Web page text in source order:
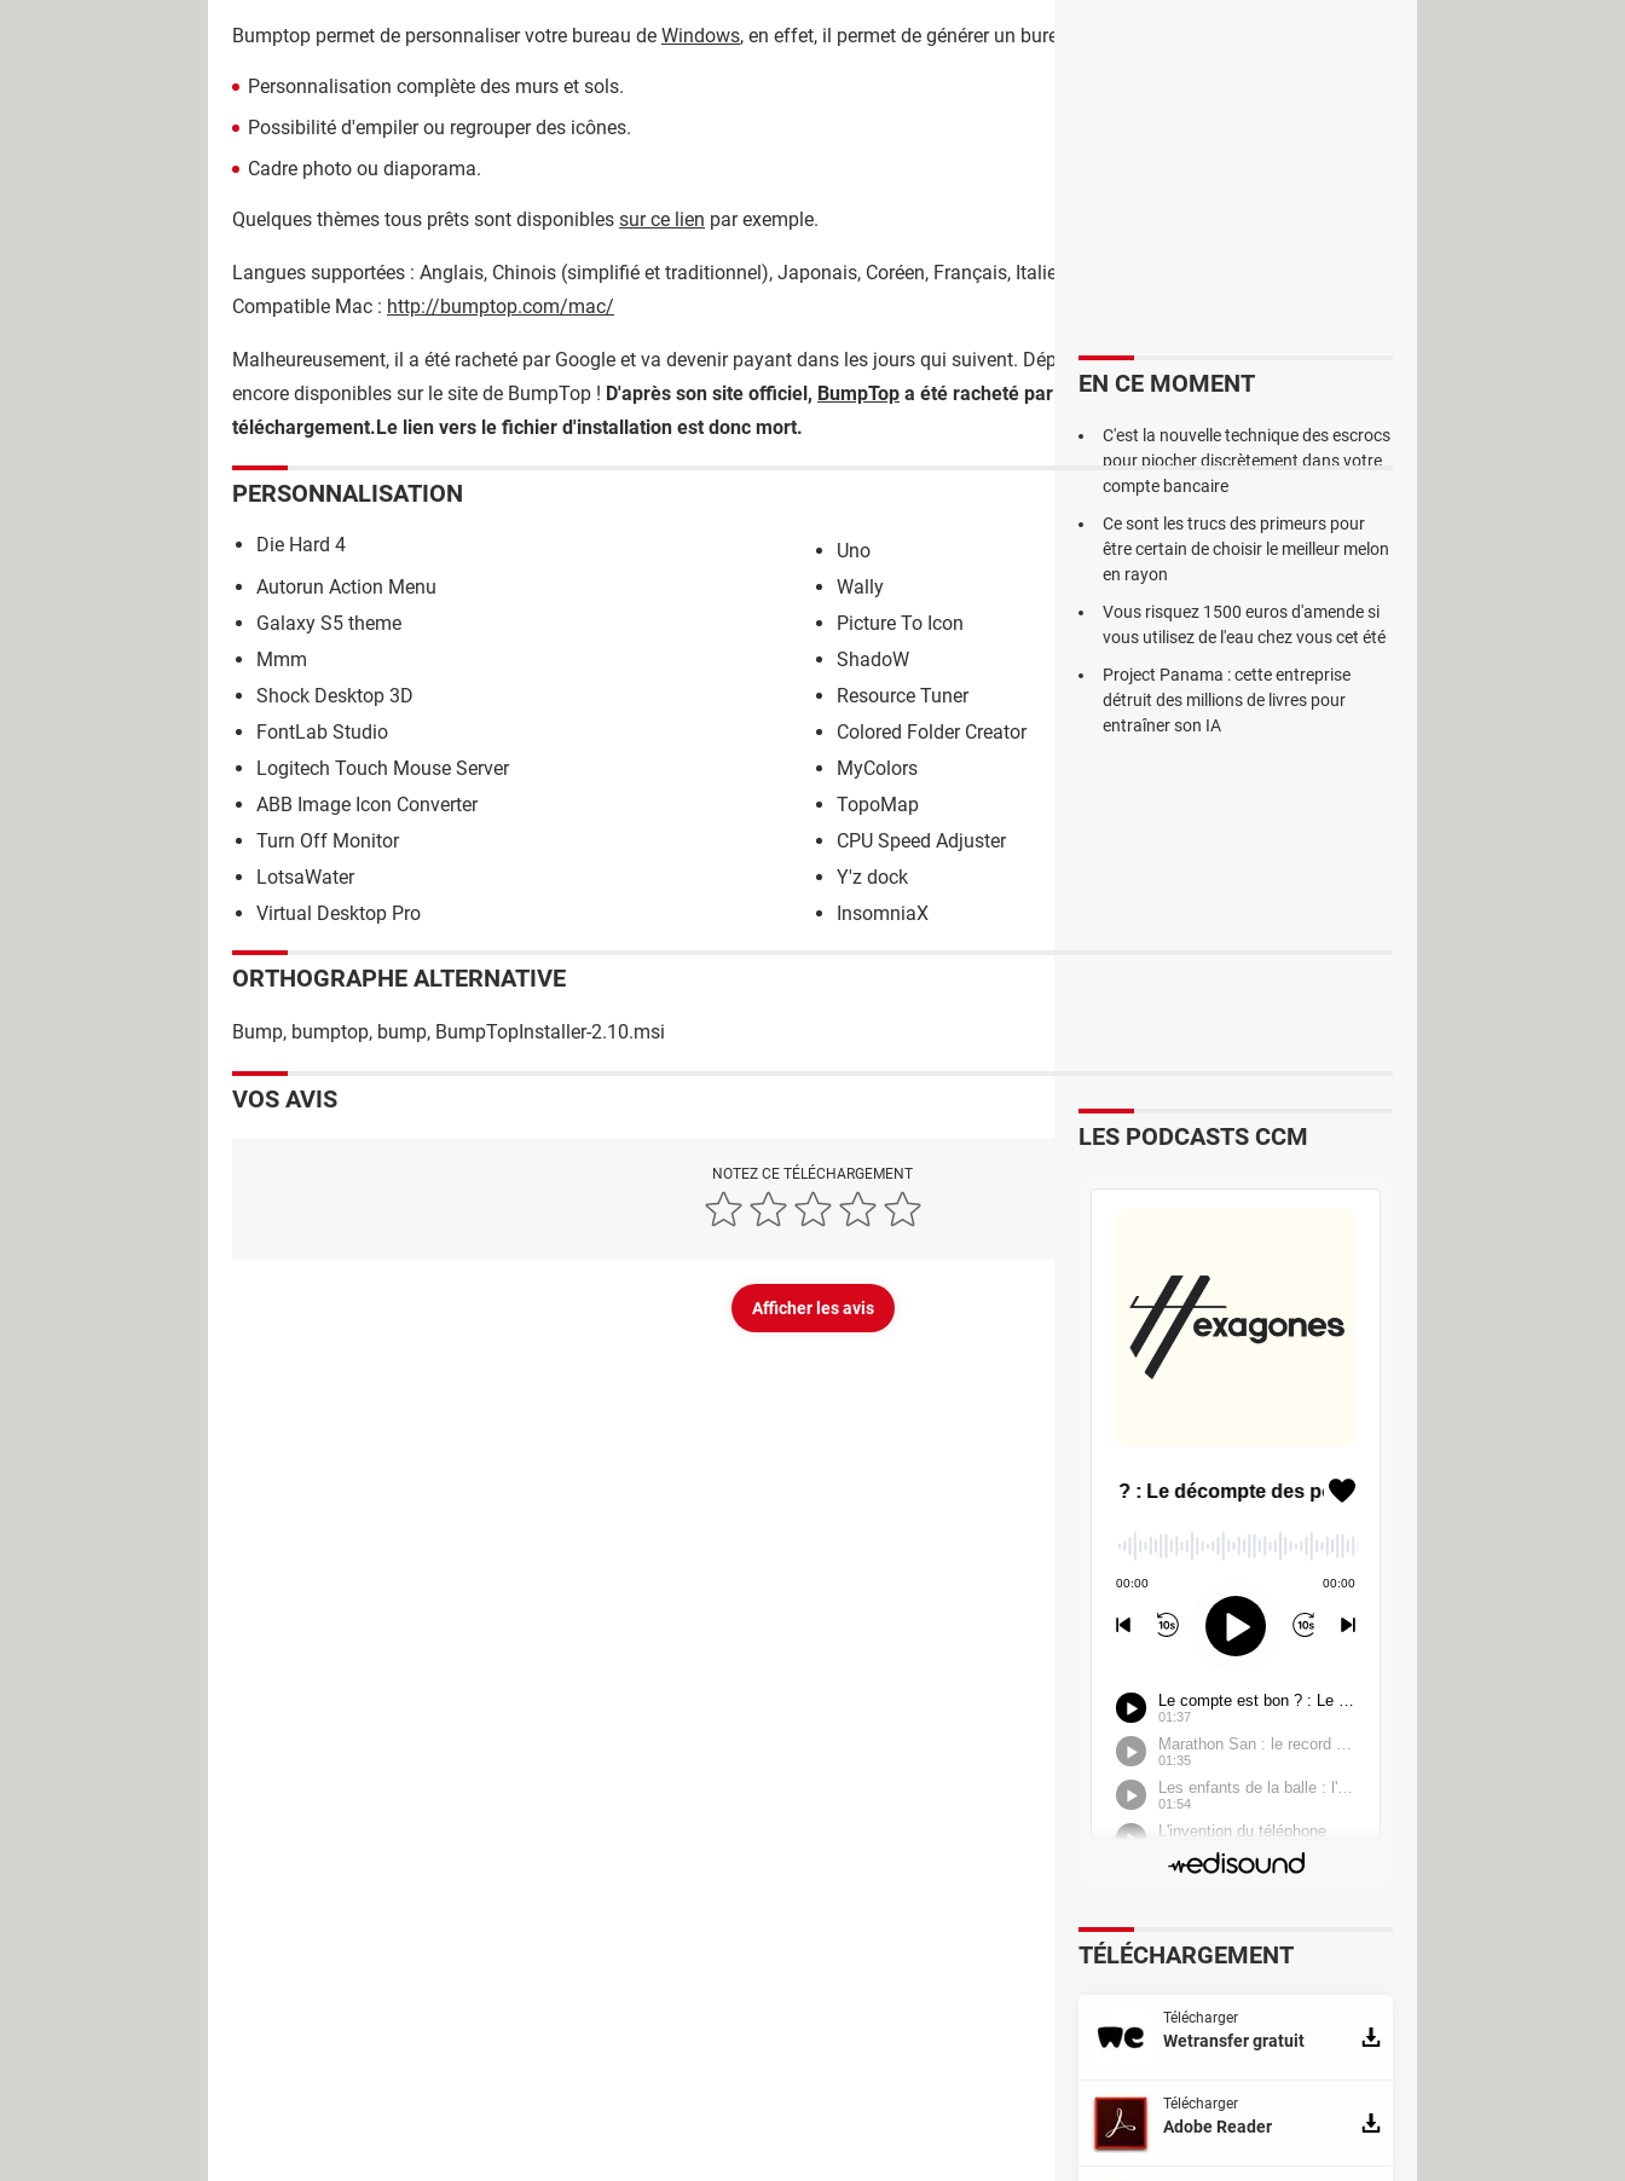
Bumptop permet de personnaliser votre bureau de Windows, en effet, il permet de générer un bureau en 3 dimensions.
Personnalisation complète des murs et sols.
Possibilité d'empiler ou regrouper des icônes.
Cadre photo ou diaporama.
Quelques thèmes tous prêts sont disponibles sur ce lien par exemple.
Langues supportées : Anglais, Chinois (simplifié et traditionnel), Japonais, Coréen, Français, Italien, Russe, Espagnol et Portugais.
Compatible Mac : http://bumptop.com/mac/
Malheureusement, il a été racheté par Google et va devenir payant dans les jours qui suivent. Dépêchez-vous ! Des copies gratuites sont
encore disponibles sur le site de BumpTop ! D'après son site officiel, BumpTop a été racheté par Google et n'est plus proposé au
téléchargement.Le lien vers le fichier d'installation est donc mort.
PERSONNALISATION
Die Hard 4
Uno
Autorun Action Menu
Wally
Galaxy S5 theme
Picture To Icon
Mmm
ShadoW
Shock Desktop 3D
Resource Tuner
FontLab Studio
Colored Folder Creator
Logitech Touch Mouse Server
MyColors
ABB Image Icon Converter
TopoMap
Turn Off Monitor
CPU Speed Adjuster
LotsaWater
Y'z dock
Virtual Desktop Pro
InsomniaX
ORTHOGRAPHE ALTERNATIVE
Bump, bumptop, bump, BumpTopInstaller-2.10.msi
VOS AVIS
NOTEZ CE TÉLÉCHARGEMENT
Afficher les avis
EN CE MOMENT
C'est la nouvelle technique des escrocs
pour piocher discrètement dans votre
compte bancaire
Ce sont les trucs des primeurs pour
être certain de choisir le meilleur melon
en rayon
Vous risquez 1500 euros d'amende si
vous utilisez de l'eau chez vous cet été
Project Panama : cette entreprise
détruit des millions de livres pour
entraîner son IA
LES PODCASTS CCM
TÉLÉCHARGEMENT
Télécharger
Wetransfer gratuit
Télécharger
Adobe Reader